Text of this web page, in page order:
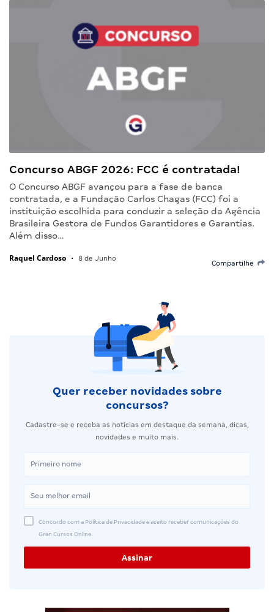
Concurso ABGF 2026: FCC é contratada!
O Concurso ABGF avançou para a fase de banca
contratada, e a Fundação Carlos Chagas (FCC) foi a
instituição escolhida para conduzir a seleção da Agência
Brasileira Gestora de Fundos Garantidores e Garantias.
Além disso…
Raquel Cardoso • 8 de Junho
Compartilhe
Quer receber novidades sobre
concursos?
Cadastre-se e receba as notícias em destaque da semana, dicas,
novidades e muito mais.
Concordo com a Política de Privacidade e aceito receber comunicações do
Gran Cursos Online.